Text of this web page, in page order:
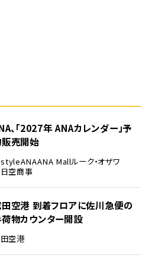
、「2027年 ANAカレンダー」予
売開始
ANAANA Mallルーク・オザワ
空商事
空港 到着フロアに佐川急便の
物カウンター開設
空港